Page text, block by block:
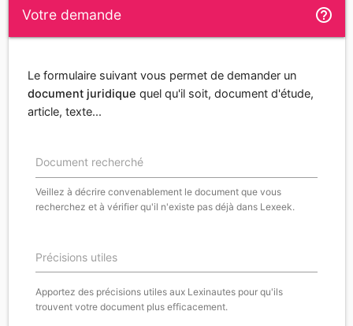
Votre demande help_outline
Le formulaire suivant vous permet de demander un
document juridique quel qu'il soit, document d'étude,
article, texte...
Document recherché
Veillez à décrire convenablement le document que vous
recherchez et à vérifier qu'il n'existe pas déjà dans Lexeek.
Précisions utiles
Apportez des précisions utiles aux Lexinautes pour qu'ils
trouvent votre document plus efficacement.